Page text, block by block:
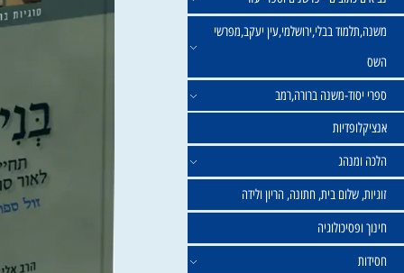
- פרשנים וספרי עזר
בבלי,ירושלמי,עין יעקב,מפרשי
משנה ברורה,רמב
בית, חתונה, הריון ולידה